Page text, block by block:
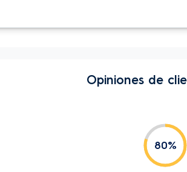
Opiniones de
80%